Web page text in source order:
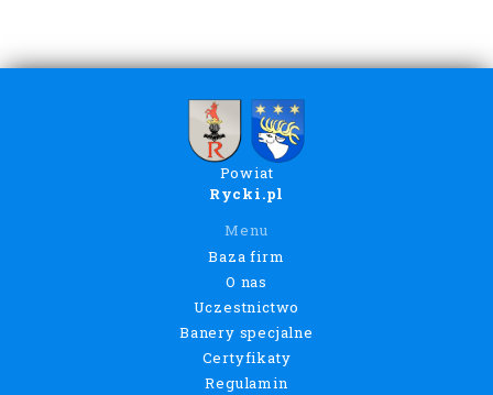
Powiat
Rycki.pl
Menu
Baza firm
O nas
Uczestnictwo
Banery specjalne
Certyfikaty
Regulamin